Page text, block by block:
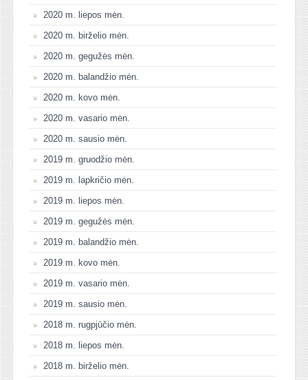
2020 m. liepos mėn.
2020 m. birželio mėn.
2020 m. gegužės mėn.
2020 m. balandžio mėn.
2020 m. kovo mėn.
2020 m. vasario mėn.
2020 m. sausio mėn.
2019 m. gruodžio mėn.
2019 m. lapkričio mėn.
2019 m. liepos mėn.
2019 m. gegužės mėn.
2019 m. balandžio mėn.
2019 m. kovo mėn.
2019 m. vasario mėn.
2019 m. sausio mėn.
2018 m. rugpjūčio mėn.
2018 m. liepos mėn.
2018 m. birželio mėn.